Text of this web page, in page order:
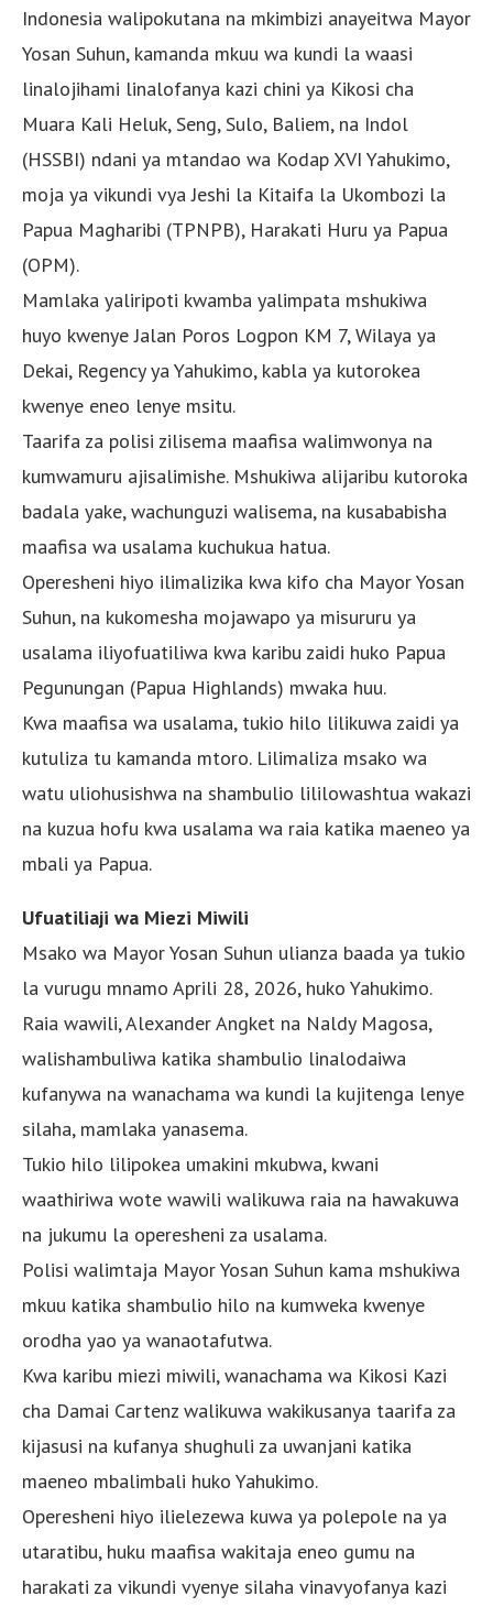
Indonesia walipokutana na mkimbizi anayeitwa Mayor
Yosan Suhun, kamanda mkuu wa kundi la waasi
linalojihami linalofanya kazi chini ya Kikosi cha
Muara Kali Heluk, Seng, Sulo, Baliem, na Indol
(HSSBI) ndani ya mtandao wa Kodap XVI Yahukimo,
moja ya vikundi vya Jeshi la Kitaifa la Ukombozi la
Papua Magharibi (TPNPB), Harakati Huru ya Papua
(OPM).
Mamlaka yaliripoti kwamba yalimpata mshukiwa
huyo kwenye Jalan Poros Logpon KM 7, Wilaya ya
Dekai, Regency ya Yahukimo, kabla ya kutorokea
kwenye eneo lenye msitu.
Taarifa za polisi zilisema maafisa walimwonya na
kumwamuru ajisalimishe. Mshukiwa alijaribu kutoroka
badala yake, wachunguzi walisema, na kusababisha
maafisa wa usalama kuchukua hatua.
Operesheni hiyo ilimalizika kwa kifo cha Mayor Yosan
Suhun, na kukomesha mojawapo ya misururu ya
usalama iliyofuatiliwa kwa karibu zaidi huko Papua
Pegunungan (Papua Highlands) mwaka huu.
Kwa maafisa wa usalama, tukio hilo lilikuwa zaidi ya
kutuliza tu kamanda mtoro. Lilimaliza msako wa
watu uliohusishwa na shambulio lililowashtua wakazi
na kuzua hofu kwa usalama wa raia katika maeneo ya
mbali ya Papua.
Ufuatiliaji wa Miezi Miwili
Msako wa Mayor Yosan Suhun ulianza baada ya tukio
la vurugu mnamo Aprili 28, 2026, huko Yahukimo.
Raia wawili, Alexander Angket na Naldy Magosa,
walishambuliwa katika shambulio linalodaiwa
kufanywa na wanachama wa kundi la kujitenga lenye
silaha, mamlaka yanasema.
Tukio hilo lilipokea umakini mkubwa, kwani
waathiriwa wote wawili walikuwa raia na hawakuwa
na jukumu la operesheni za usalama.
Polisi walimtaja Mayor Yosan Suhun kama mshukiwa
mkuu katika shambulio hilo na kumweka kwenye
orodha yao ya wanaotafutwa.
Kwa karibu miezi miwili, wanachama wa Kikosi Kazi
cha Damai Cartenz walikuwa wakikusanya taarifa za
kijasusi na kufanya shughuli za uwanjani katika
maeneo mbalimbali huko Yahukimo.
Operesheni hiyo ilielezewa kuwa ya polepole na ya
utaratibu, huku maafisa wakitaja eneo gumu na
harakati za vikundi vyenye silaha vinavyofanya kazi